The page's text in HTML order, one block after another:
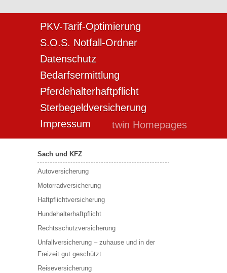
PKV-Tarif-Optimierung
S.O.S. Notfall-Ordner
Datenschutz
Bedarfsermittlung
Pferdehalterhaftpflicht
Sterbegeldversicherung
Impressum
twin Homepages
Sach und KFZ
Autoversicherung
Motorradversicherung
Haftpflichtversicherung
Hundehalterhaftpflicht
Rechtsschutzversicherung
Unfallversicherung – zuhause und in der
Freizeit gut geschützt
Reiseversicherung